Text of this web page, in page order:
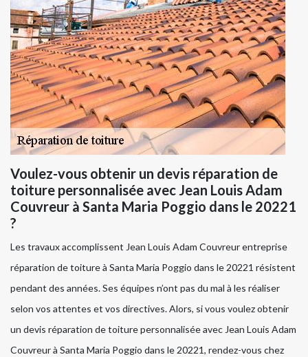
Voulez-vous obtenir un devis réparation de
toiture personnalisée avec Jean Louis Adam
Couvreur à Santa Maria Poggio dans le 20221
?
Les travaux accomplissent Jean Louis Adam Couvreur entreprise
réparation de toiture à Santa Maria Poggio dans le 20221 résistent
pendant des années. Ses équipes n’ont pas du mal à les réaliser
selon vos attentes et vos directives. Alors, si vous voulez obtenir
un devis réparation de toiture personnalisée avec Jean Louis Adam
Couvreur à Santa Maria Poggio dans le 20221, rendez-vous chez